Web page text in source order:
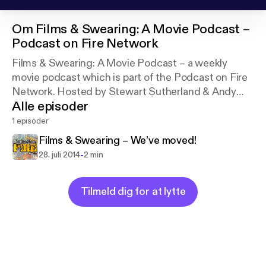
Om Films & Swearing: A Movie Podcast –
Podcast on Fire Network
Films & Swearing: A Movie Podcast – a weekly
movie podcast which is part of the Podcast on Fire
Network. Hosted by Stewart Sutherland & Andy
Walker.
Alle episoder
1 episoder
Films & Swearing – We’ve moved!
28. juli 2014-2 min
Tilmeld dig for at lytte